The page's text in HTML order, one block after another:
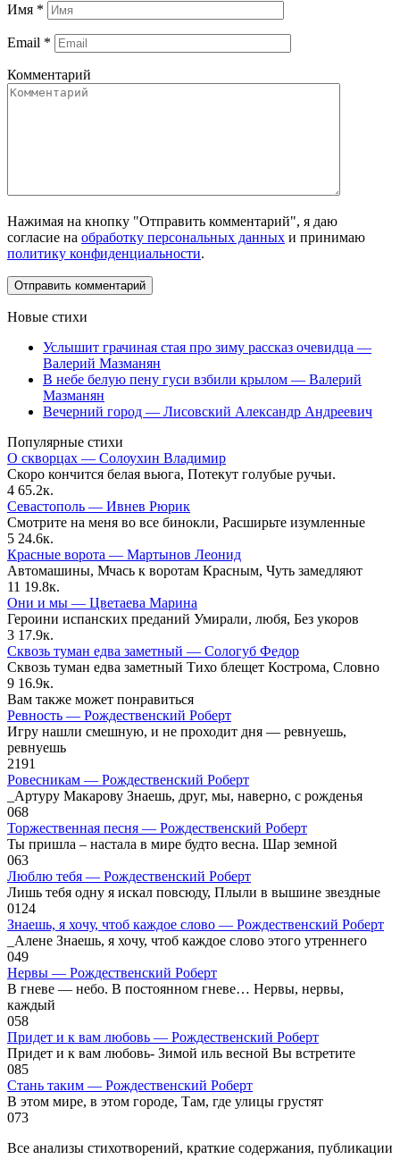
Имя *
Email *
Комментарий
Нажимая на кнопку "Отправить комментарий", я даю
согласие на обработку персональных данных и принимаю
политику конфиденциальности.
Новые стихи
Услышит грачиная стая про зиму рассказ очевидца —
Валерий Мазманян
В небе белую пену гуси взбили крылом — Валерий
Мазманян
Вечерний город — Лисовский Александр Андреевич
Популярные стихи
О скворцах — Солоухин Владимир
Скоро кончится белая вьюга, Потекут голубые ручьи.
4 65.2к.
Севастополь — Ивнев Рюрик
Смотрите на меня во все бинокли, Расширьте изумленные
5 24.6к.
Красные ворота — Мартынов Леонид
Автомашины, Мчась к воротам Красным, Чуть замедляют
11 19.8к.
Они и мы — Цветаева Марина
Героини испанских преданий Умирали, любя, Без укоров
3 17.9к.
Сквозь туман едва заметный — Сологуб Федор
Сквозь туман едва заметный Тихо блещет Кострома, Словно
9 16.9к.
Вам также может понравиться
Ревность — Рождественский Роберт
Игру нашли смешную, и не проходит дня — ревнуешь,
ревнуешь
2191
Ровесникам — Рождественский Роберт
_Артуру Макарову Знаешь, друг, мы, наверно, с рожденья
068
Торжественная песня — Рождественский Роберт
Ты пришла – настала в мире будто весна. Шар земной
063
Люблю тебя — Рождественский Роберт
Лишь тебя одну я искал повсюду, Плыли в вышине звездные
0124
Знаешь, я хочу, чтоб каждое слово — Рождественский Роберт
_Алене Знаешь, я хочу, чтоб каждое слово этого утреннего
049
Нервы — Рождественский Роберт
В гневе — небо. В постоянном гневе… Нервы, нервы,
каждый
058
Придет и к вам любовь — Рождественский Роберт
Придет и к вам любовь- Зимой иль весной Вы встретите
085
Стань таким — Рождественский Роберт
В этом мире, в этом городе, Там, где улицы грустят
073
Все анализы стихотворений, краткие содержания, публикации